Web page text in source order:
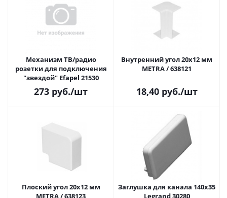
Механизм ТВ/радио
розетки для подключения
"звездой" Efapel 21530
273 руб./шт
Внутренний угол 20x12 мм
METRA / 638121
18,40руб./шт
Плоский угол 20x12 мм
METRA / 638123
Заглушка для канала 140x35
Legrand 30280